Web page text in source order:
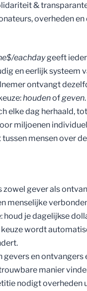
&
overheden
eachdaygeeft
en eerlijk systeem
ontvangt
houdenofgeven
elke dag herhaald,
miljoenen
mensen over
zowel gever als
menselijke
houd je dagelijkse
wordt
gevers en ontvangers
manier
nodigt overheden